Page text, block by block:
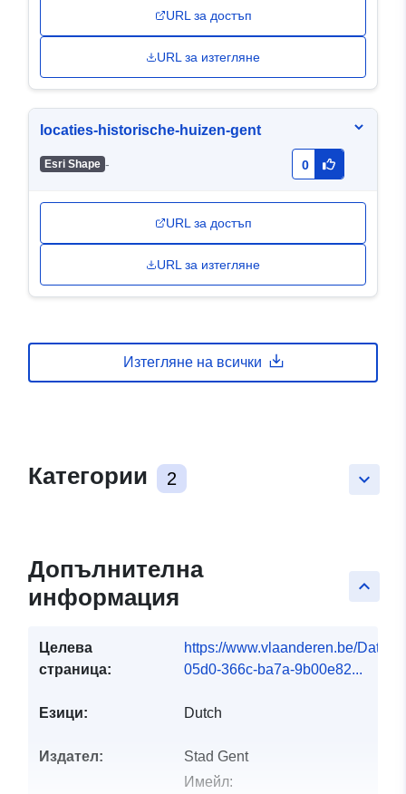
URL за достъп
URL за изтегляне
locaties-historische-huizen-gent
Esri Shape - 0
URL за достъп
URL за изтегляне
Изтегляне на всички
keyboard_arrow_down
Категории 2
keyboard_arrow_up
Допълнителна
информация
Целева
страница:
https://www.vlaanderen.be/
05d0-366c-ba7a-9b00e82...
Езици: Dutch
Издател:
Stad Gent
Имейл: